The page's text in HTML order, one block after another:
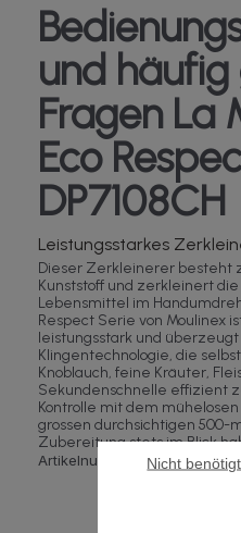
und
Fragen La
Eco
DP7108CH
Leistungsstarkes
Dieser Zerkleinerer besteht
Kunststoff und zerkleinert
Lebensmittel im
Respect Serie von Moulinex
leistungsstark und
Klingentechnologie, die
Knoblauch, feine Kräuter,
Sekundenschnelle effizient
Kontrolle mit dem
grossen durchsichtigen 500-
Zubereitung stets im Blick
Artikelnummer : DP7108CH
Nicht